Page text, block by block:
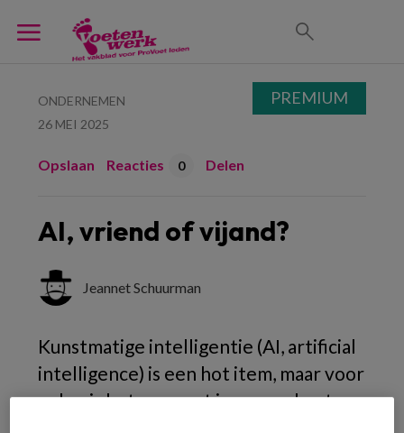
ONDERNEMEN
26 MEI 2025
Opslaan Reacties 0 Delen
AI, vriend of vijand?
Jeannet Schuurman
Kunstmatige intelligentie (AI, artificial
intelligence) is een hot item, maar voor
velen is het vaag wat je ermee kunt.
PREMIUM